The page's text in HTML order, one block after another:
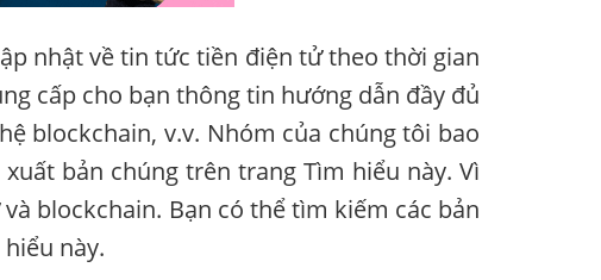
nhật về tin tức tiền điện tử theo thời gian
cấp cho bạn thông tin hướng dẫn đầy đủ
blockchain, v.v. Nhóm của chúng tôi bao
bản chúng trên trang Tìm hiểu này. Vì
blockchain. Bạn có thể tìm kiếm các bản
này.